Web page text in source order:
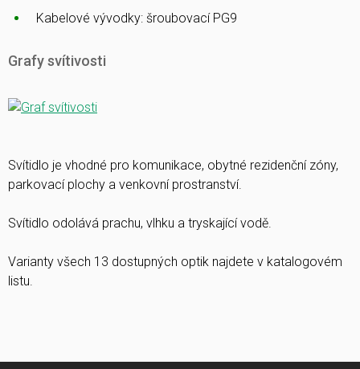
Kabelové vývodky: šroubovací PG9
Grafy svítivosti
Svítidlo je vhodné pro komunikace, obytné rezidenční zóny,
parkovací plochy a venkovní prostranství.
Svítidlo odolává prachu, vlhku a tryskající vodě.
Varianty všech 13 dostupných optik najdete v katalogovém
listu.